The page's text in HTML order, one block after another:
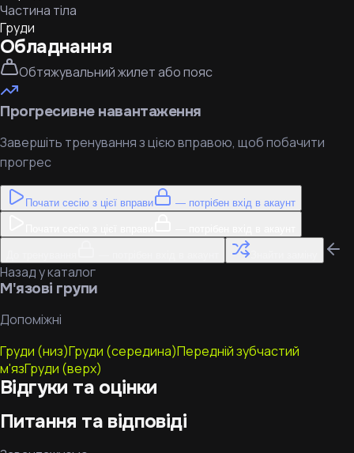
Частина тіла
Груди
Обладнання
Обтяжувальний жилет або пояс
Прогресивне навантаження
Завершіть тренування з цією вправою, щоб побачити
прогрес
Почати сесію з цієї вправи — потрібен вхід в акаунт
Назад у каталог
М'язові групи
Допоміжні
Груди (низ)Груди (середина)Передній зубчастий
м'язГруди (верх)
Відгуки та оцінки
Питання та відповіді